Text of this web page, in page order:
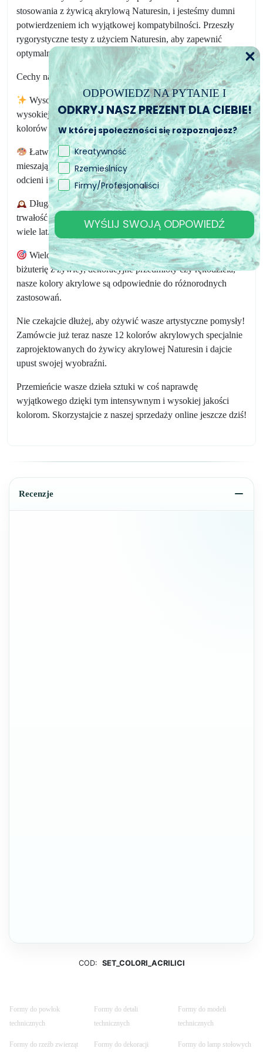
stosowania z żywicą akrylową Naturesin, i jesteśmy dumni
potwierdzeniem ich wyjątkowej kompatybilności. Przeszły
rygorystyczne testy z użyciem Naturesin, aby zapewnić
optymalne rezultaty.
Cechy naszych kolorów akrylowych:
Wysoka jakość: Nasze kolory akrylowe są wykonane z
wysokiej jakości pigmentów, gwarantując niezwykłą saturację
kolorów i jasność.
Łatwe do mieszania: Te kolory doskonale się ze sobą
mieszają, umożliwiając tworzenie nieskończonej liczby
odcieni i tonacji w waszych projektach artystycznych.
Długa trwałość: Żywica akrylowa Naturesin zapewnia
trwałość waszych dzieł, zachowując ich piękno i blask przez
wiele lat.
Wielofunkcyjność: Czy chcecie tworzyć dzieła sztuki,
biżuterię z żywicy, dekoracyjne przedmioty czy rękodzieła,
nasze kolory akrylowe są odpowiednie do różnorodnych
zastosowań.
Nie czekajcie dłużej, aby ożywić wasze artystyczne pomysły!
Zamówcie już teraz nasze 12 kolorów akrylowych specjalnie
zaprojektowanych do żywicy akrylowej Naturesin i dajcie
upust swojej wyobraźni.
Przemieńcie wasze dzieła sztuki w coś naprawdę
wyjątkowego dzięki tym intensywnym i wysokiej jakości
kolorom. Skorzystajcie z naszej sprzedaży online jeszcze dziś!
Recenzje
COD: SET_COLORI_ACRILICI
Formy do powłok
technicznych
Formy do detali
technicznych
Formy do modeli
technicznych
Formy do rzeźb zwierząt
Formy do dekoracji
Formy do lamp stołowych
ODPOWIEDZ NA PYTANIE I
ODKRYJ NASZ PREZENT DLA CIEBIE!
W której społeczności się rozpoznajesz?
Kreatywność
Rzemieślnicy
Firmy/Profesjonaliści
WYŚLIJ SWOJĄ ODPOWIEDŹ